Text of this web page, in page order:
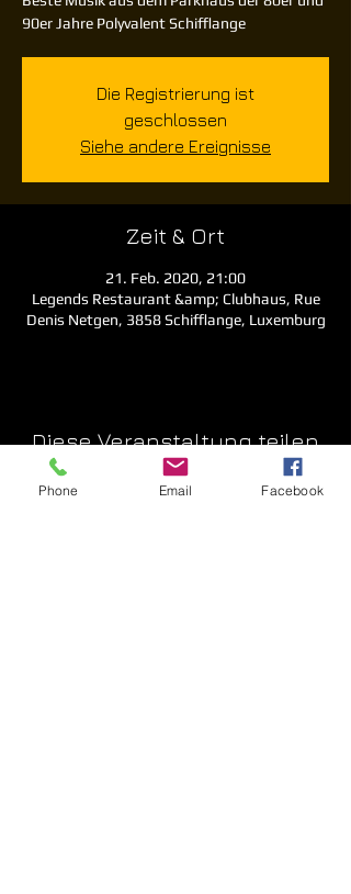
90er Jahre Polyvalent Schifflange
Die Registrierung ist
geschlossen
Siehe andere Ereignisse
Zeit & Ort
21. Feb. 2020, 21:00
Legends Restaurant &amp; Clubhaus, Rue
Denis Netgen, 3858 Schifflange, Luxemburg
Diese Veranstaltung teilen
Phone Email Facebook